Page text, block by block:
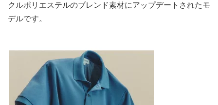
クルポリエステルのブレンド素材にアップデートされたモ
デルです。